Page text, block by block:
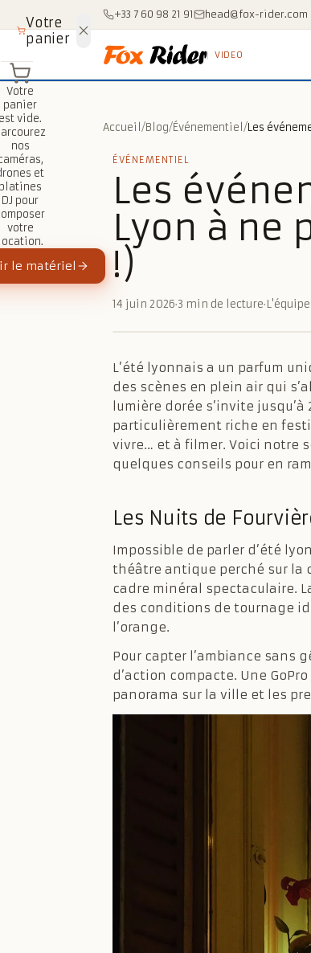
Aller au contenu +33 7 60 98 21 91 head@fox-rider.com
VIDEO
Accueil /Blog/Événementiel /
ÉVÉNEMENTIEL
Les
Lyon à ne
!)
14 juin 2026·3 min de lecture·
L’été lyonnais a un parfum
des scènes en plein air qui
lumière dorée s’invite
particulièrement riche en
vivre… et à filmer. Voici notre
quelques conseils pour en
Les Nuits de
Impossible de parler d’été
théâtre antique perché sur la
cadre minéral spectaculaire.
des conditions de tournage
l’orange.
Pour capter l’ambiance sans
d’action compacte. Une
panorama sur la ville et les
Votre
panier
Votre
panier
vide.
nos
et
DJ pour
votre
le matériel